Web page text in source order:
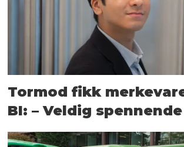
Tormod fikk
BI: – Veldig spennende